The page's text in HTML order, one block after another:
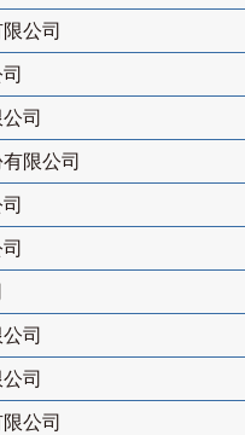
公司
司
限公司
司
司
公司